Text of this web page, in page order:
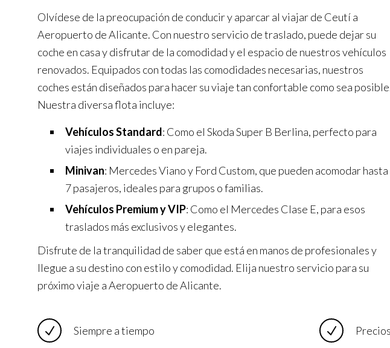
Olvídese de la preocupación de conducir y aparcar al viajar de Ceutí a
Aeropuerto de Alicante. Con nuestro servicio de traslado, puede dejar su
coche en casa y disfrutar de la comodidad y el espacio de nuestros vehículos
renovados. Equipados con todas las comodidades necesarias, nuestros
coches están diseñados para hacer su viaje tan confortable como sea
Nuestra diversa flota incluye:
Vehículos Standard: Como el Skoda Super B Berlina, perfecto para
viajes individuales o en pareja.
Minivan: Mercedes Viano y Ford Custom, que pueden acomodar hasta
7 pasajeros, ideales para grupos o familias.
Vehículos Premium y VIP: Como el Mercedes Clase E, para esos
traslados más exclusivos y elegantes.
Disfrute de la tranquilidad de saber que está en manos de profesionales y
llegue a su destino con estilo y comodidad. Elija nuestro servicio para su
próximo viaje a Aeropuerto de Alicante.
Siempre a tiempo